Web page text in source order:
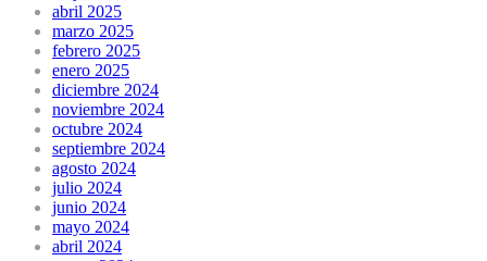
abril 2025
marzo 2025
febrero 2025
enero 2025
diciembre 2024
noviembre 2024
octubre 2024
septiembre 2024
agosto 2024
julio 2024
junio 2024
mayo 2024
abril 2024